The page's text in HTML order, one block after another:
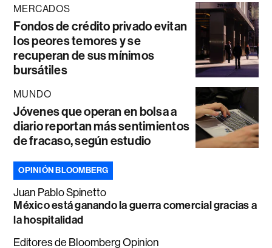
MERCADOS
Fondos de crédito privado evitan
los peores temores y se
recuperan de sus mínimos
bursátiles
MUNDO
Jóvenes que operan en bolsa a
diario reportan más sentimientos
de fracaso, según estudio
OPINIÓN BLOOMBERG
Juan Pablo Spinetto
México está ganando la guerra comercial gracias a
la hospitalidad
Editores de Bloomberg Opinion